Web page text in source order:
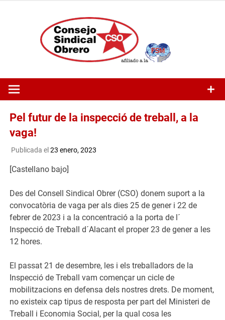
Pel futur de la inspecció de treball, a la
vaga!
Publicada el 23 enero, 2023
[Castellano bajo]
Des del Consell Sindical Obrer (CSO) donem suport a la
convocatòria de vaga per als dies 25 de gener i 22 de
febrer de 2023 i a la concentració a la porta de l´
Inspecció de Treball d´Alacant el proper 23 de gener a les
12 hores.
El passat 21 de desembre, les i els treballadors de la
Inspecció de Treball vam començar un cicle de
mobilitzacions en defensa dels nostres drets. De moment,
no existeix cap tipus de resposta per part del Ministeri de
Treball i Economia Social, per la qual cosa les